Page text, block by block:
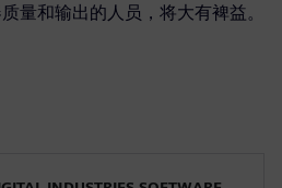
量和输出的人员，将大有裨益。